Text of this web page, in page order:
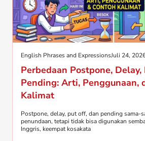
English Phrases and ExpressionsJuli 24,
Perbedaan Postpone,
Pending: Arti, Penggunaan,
Kalimat
Postpone, delay, put off, dan pending sama-
penundaan, tetapi tidak bisa digunakan
Inggris, keempat kosakata